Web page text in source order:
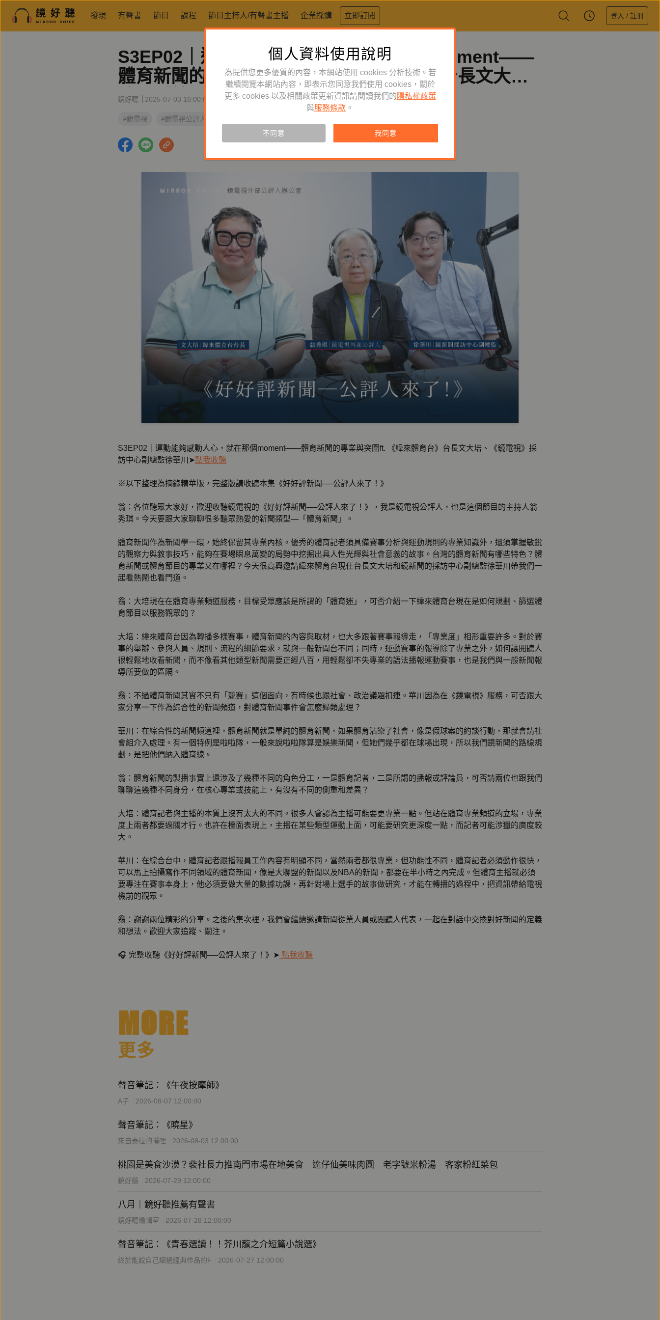
發現 有聲書 節目 課程 節目主持人/有聲書主播 企業採購 立即訂閱 登入 / 註冊
S3EP02｜運動能夠感動人心，就在那個moment——
體育新聞的專業與突圍ft. 《緯來體育台》台長文大
培、《鏡電視》採訪中心副總監徐華川
鏡好聽 2025-07-03 16:00:00
#鏡電視 #鏡電視公評人辦公室
S3EP02｜運動能夠感動人心，就在那個moment——體育新聞的專業與突圍ft. 《緯來體育台》台長文大培、《鏡電視》採
訪中心副總監徐華川➤點我收聽
※以下整理為摘錄精華版，完整版請收聽本集《好好評新聞──公評人來了！》
翁：各位聽眾大家好，歡迎收聽鏡電視的《好好評新聞──公評人來了！》，我是鏡電視公評人，也是這個節目的主持人翁
秀琪。今天要跟大家聊聊很多聽眾熱愛的新聞類型—「體育新聞」。
體育新聞作為新聞學一環，始終保留其專業內核。優秀的體育記者須具備賽事分析與運動規則的專業知識外，還須掌握敏銳
的觀察力與敘事技巧，能夠在賽場瞬息萬變的局勢中挖掘出具人性光輝與社會意義的故事。台灣的體育新聞有哪些特色？體
育新聞或體育節目的專業又在哪裡？今天很高興邀請緯來體育台現任台長文大培和鏡新聞的採訪中心副總監徐華川帶我們一
起看熱鬧也看門道。
翁：大培現在在體育專業頻道服務，目標受眾應該是所謂的「體育迷」，可否介紹一下緯來體育台現在是如何規劃、篩選體
育節目以服務觀眾的？
大培：緯來體育台因為轉播多樣賽事，體育新聞的內容與取材，也大多跟著賽事報導走，「專業度」相形重要許多。對於賽
事的舉辦、參與人員、規則、流程的細節要求，就與一般新聞台不同；同時，運動賽事的報導除了專業之外，如何讓閱聽人
很輕鬆地收看新聞，而不像看其他類型新聞需要正經八百，用輕鬆卻不失專業的語法播報運動賽事，也是我們與一般新聞報
導所要做的區隔。
翁：不過體育新聞其實不只有「競賽」這個面向，有時候也跟社會、政治議題扣連。華川因為在《鏡電視》服務，可否跟大
家分享一下作為綜合性的新聞頻道，對體育新聞事件會怎麼歸類處理？
華川：在綜合性的新聞頻道裡，體育新聞就是單純的體育新聞，如果體育沾染了社會，像是假球案的約談行動，那就會請社
會組介入處理。有一個特例是啦啦隊，一般來說啦啦隊算是娛樂新聞，但她們幾乎都在球場出現，所以我們鏡新聞的路線規
劃，是把他們納入體育線。
翁：體育新聞的製播事實上還涉及了幾種不同的角色分工，一是體育記者，二是所謂的播報或評論員，可否請兩位也跟我們
聊聊這幾種不同身分，在核心專業或技能上，有沒有不同的側重和差異？
大培：體育記者與主播的本質上沒有太大的不同。很多人會認為主播可能要更專業一點。但站在體育專業頻道的立場，專業
度上兩者都要過關才行。也許在檯面表現上，主播在某些類型運動上面，可能要研究更深度一點，而記者可能涉獵的廣度較
大。
華川：在綜合台中，體育記者跟播報員工作內容有明顯不同，當然兩者都很專業，但功能性不同，體育記者必須動作很快，
可以馬上拍攝寫作不同領域的體育新聞，像是大聯盟的新聞以及NBA的新聞，都要在半小時之內完成。但體育主播就必須
要專注在賽事本身上，他必須要做大量的數據功課，再針對場上選手的故事做研究，才能在轉播的過程中，把資訊帶給電視
機前的觀眾。
翁：謝謝兩位精彩的分享。之後的集次裡，我們會繼續邀請新聞從業人員或閱聽人代表，一起在對話中交換對好新聞的定義
和想法。歡迎大家追蹤、關注。
🎧 完整收聽《好好評新聞──公評人來了！》➤ 點我收聽
MORE
更多
聲音筆記：《午夜按摩師》
A子 2026-08-07 12:00:00
聲音筆記：《曉星》
來自泰拉的噗哩 2026-08-03 12:00:00
桃園是美食沙漠？裴社長力推南門市場在地美食 達仔仙美味肉圓 老字號米粉湯 客家粉紅菜包
鏡好聽 2026-07-29 12:00:00
八月｜鏡好聽推薦有聲書
鏡好聽編輯室 2026-07-28 12:00:00
聲音筆記：《青春選讀！！芥川龍之介短篇小說選》
終於能說自己讀過經典作品的F 2026-07-27 12:00:00
個人資料使用說明
為提供您更多優質的內容，本網站使用 cookies 分析技術。若
繼續閱覽本網站內容，即表示您同意我們使用 cookies，關於
更多 cookies 以及相關政策更新資訊請閱讀我們的 隱私權政策
與服務條款 。
不同意 我同意